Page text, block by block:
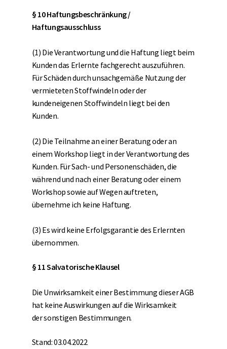
§ 10 Haftungsbeschränkung /
Haftungsausschluss
(1) Die Verantwortung und die Haftung liegt beim
Kunden das Erlernte fachgerecht auszuführen.
Für Schäden durch unsachgemäße Nutzung der
vermieteten Stoffwindeln oder der
kundeneigenen Stoffwindeln liegt bei den
Kunden.
(2) Die Teilnahme an einer Beratung oder an
einem Workshop liegt in der Verantwortung des
Kunden. Für Sach- und Personenschäden, die
während und nach einer Beratung oder einem
Workshop sowie auf Wegen auftreten,
übernehme ich keine Haftung.
(3) Es wird keine Erfolgsgarantie des Erlernten
übernommen.
§ 11 Salvatorische Klausel
Die Unwirksamkeit einer Bestimmung dieser AGB
hat keine Auswirkungen auf die Wirksamkeit
der sonstigen Bestimmungen.
Stand: 03.04.2022